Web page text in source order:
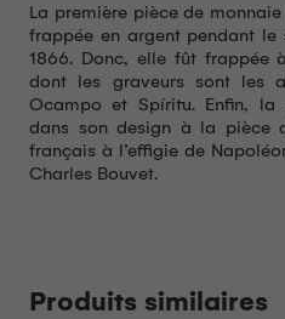
La première pièce de
frappée en argent pendant le
1866. Donc, elle fût frappée
dont les graveurs sont les
Ocampo et Spíritu. Enfin,
dans son design à la pièce
français à l’effigie de
Charles Bouvet.
Produits similaires